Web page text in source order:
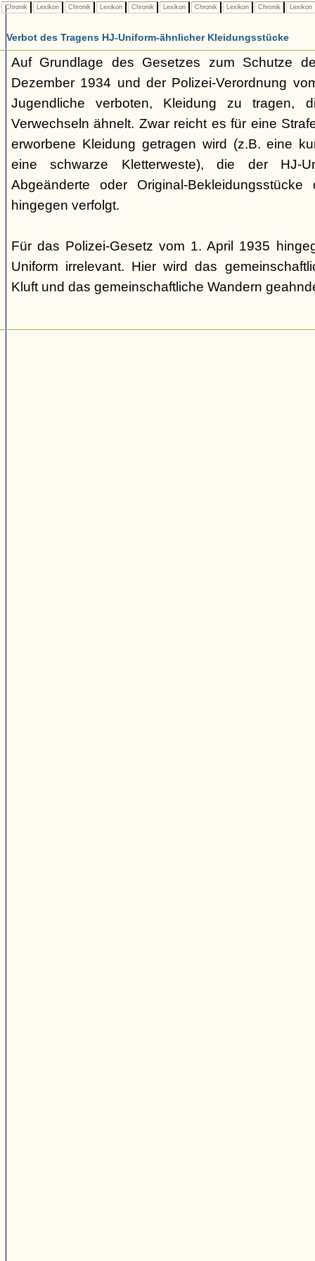
Chronik Lexikon Chronik Lexikon Chronik Lexikon Chronik Lexikon Chronik Lexikon
Verbot des Tragens HJ-Uniform-ähnlicher Kleidungsstücke
Auf Grundlage des Gesetzes zum Schutze
Dezember 1934 und der Polizei-Verordnung
Jugendliche verboten, Kleidung zu tragen,
Verwechseln ähnelt. Zwar reicht es für eine
erworbene Kleidung getragen wird (z.B. eine
eine schwarze Kletterweste), die der HJ-
Abgeänderte oder Original-
hingegen verfolgt.
Für das Polizei-Gesetz vom 1. April 1935
Uniform irrelevant. Hier wird das
Kluft und das gemeinschaftliche Wandern